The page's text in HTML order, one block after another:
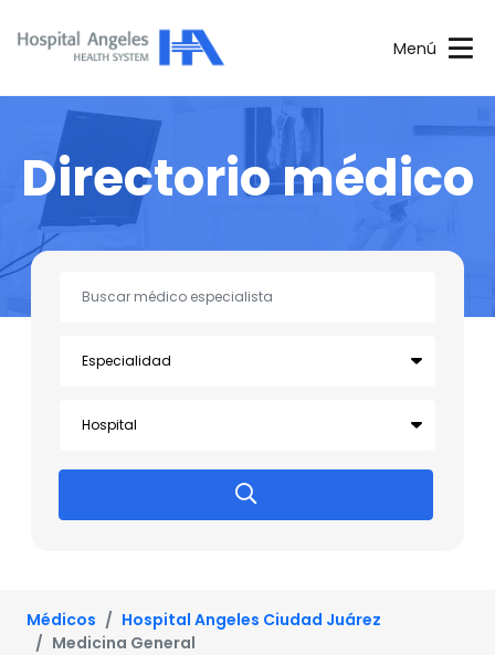
Menú
Directorio médico
Médicos
Hospital Angeles Ciudad Juárez
Medicina General